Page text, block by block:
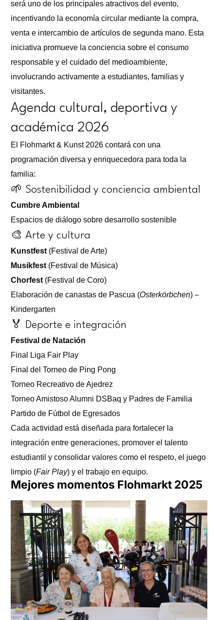
será uno de los principales atractivos del evento,
incentivando la economía circular mediante la compra,
venta e intercambio de artículos de segunda mano. Esta
iniciativa promueve la conciencia sobre el consumo
responsable y el cuidado del medioambiente,
involucrando activamente a estudiantes, familias y
visitantes.
Agenda cultural, deportiva y
académica 2026
El Flohmarkt & Kunst 2026 contará con una
programación diversa y enriquecedora para toda la
familia:
🌱 Sostenibilidad y conciencia ambiental
Cumbre Ambiental
Espacios de diálogo sobre desarrollo sostenible
🎨 Arte y cultura
Kunstfest (Festival de Arte)
Musikfest (Festival de Música)
Chorfest (Festival de Coro)
Elaboración de canastas de Pascua (Osterkörbchen) –
Kindergarten
🏅 Deporte e integración
Festival de Natación
Final Liga Fair Play
Final del Torneo de Ping Pong
Torneo Recreativo de Ajedrez
Torneo Amistoso Alumni DSBaq y Padres de Familia
Partido de Fútbol de Egresados
Cada actividad está diseñada para fortalecer la
integración entre generaciones, promover el talento
estudiantil y consolidar valores como el respeto, el juego
limpio (Fair Play) y el trabajo en equipo.
Mejores momentos Flohmarkt 2025